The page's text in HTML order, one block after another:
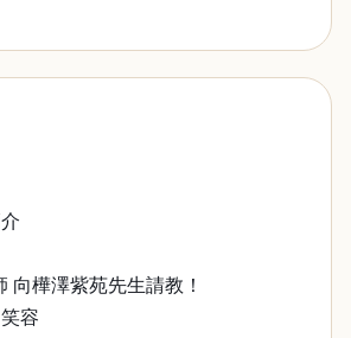
向樺澤紫苑先生請教！
容